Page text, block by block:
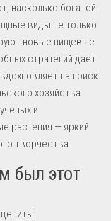
насколько богатой
виды не только
новые пищевые
стратегий даёт
на поиск
хозяйства.
и
растения — яркий
творчества.
был этот